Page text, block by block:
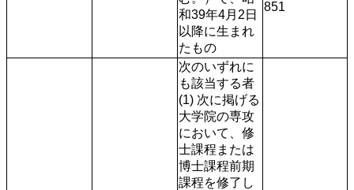
和39年4月2日
以降に生まれ
たもの
851
次のいずれに
も該当する者
(1) 次に掲げる
大学院の専攻
において、修
士課程または
博士課程前期
課程を修了し